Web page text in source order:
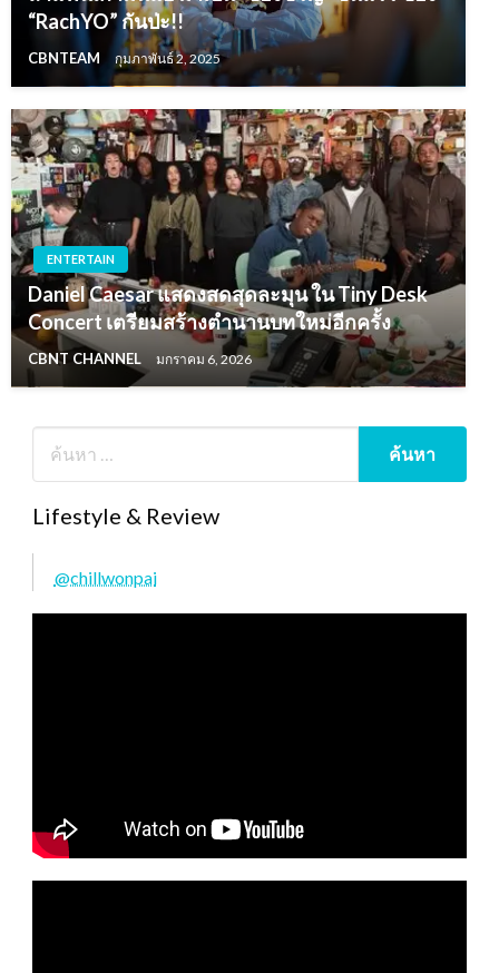
“RachYO” กันป่ะ!!
CBNTEAM กุมภาพันธ์ 2, 2025
ENTERTAIN
Daniel Caesar แสดงสดสุดละมุน ใน Tiny Desk
Concert เตรียมสร้างตำนานบทใหม่อีกครั้ง
CBNT CHANNEL มกราคม 6, 2026
Lifestyle & Review
@chillwonpai